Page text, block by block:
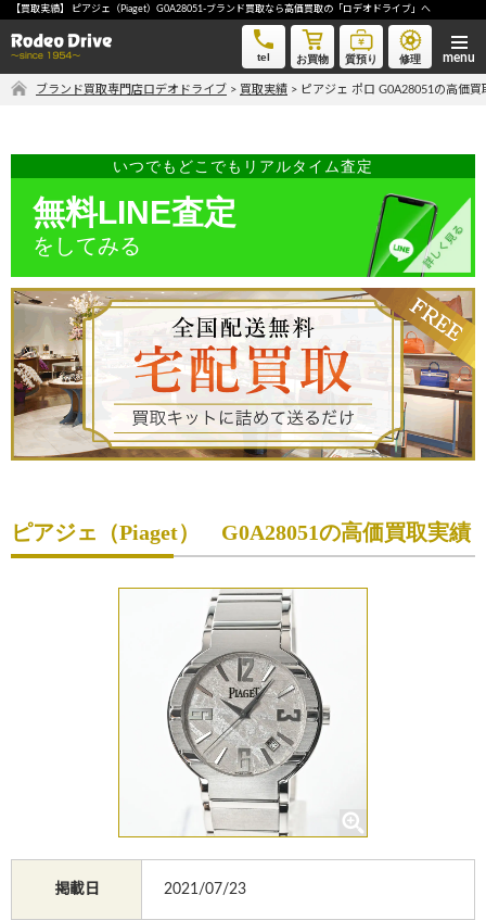
【買取実績】 ピアジェ（Piaget）G0A28051-ブランド買取なら高価買取の「ロデオドライブ」へ
tel お買物 質預り 修理
ピアジェ ポロ G0A28051-ブランド買取なら高価買取の「ロデオドライブ」へ
無料LINE査定
ご自宅にいながら品物を売りたい方へ
宅配買取申込
手間なく安全に売りたい方へ
出張買取申込
買取サービスのご案内
お買物
ブランド買取専門店ロデオドライブ > 買取実績 > ピアジェ ポロ G0A28051の高価買
いつでもどこでもリアルタイム査定
無料LINE査定
をしてみる
ピアジェ（Piaget） G0A28051の高価買取実績
掲載日 2021/07/23